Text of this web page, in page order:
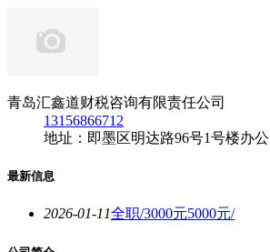
青岛汇鑫道财税咨询有限责任公司
13156866712
地址：即墨区明达路96号1号楼办公
最新信息
2026-01-11全职/3000元5000元/